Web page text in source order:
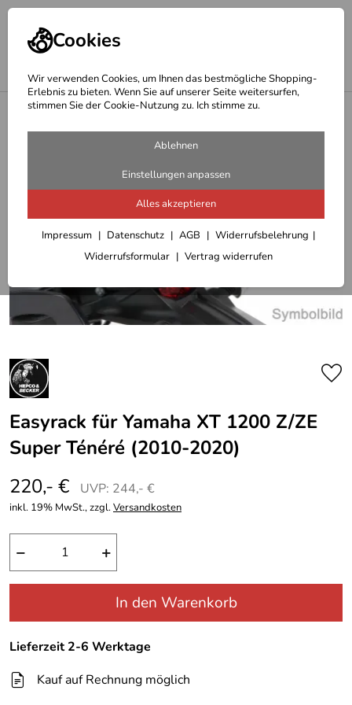
Cookies
Wir verwenden Cookies, um Ihnen das bestmögliche Shopping-
Erlebnis zu bieten. Wenn Sie auf unserer Seite weitersurfen,
stimmen Sie der Cookie-Nutzung zu. Ich stimme zu.
Ablehnen
Einstellungen anpassen
Alles akzeptieren
Impressum Datenschutz AGB
Widerrufsbelehrung
Widerrufsformular
Vertrag widerrufen
Hepco Becker Träger
Easyrack für Yamaha XT 1200 Z/ZE
Super Ténéré (2010-2020)
220,- €
UVP: 244,- €
inkl. 19% MwSt., zzgl.Versandkosten
− +
In den Warenkorb
Lieferzeit 2-6 Werktage
Kauf auf Rechnung möglich